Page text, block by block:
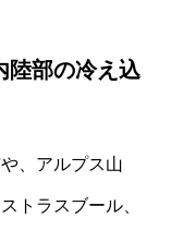
陸部の冷え込
、アルプス山
トラスブール、